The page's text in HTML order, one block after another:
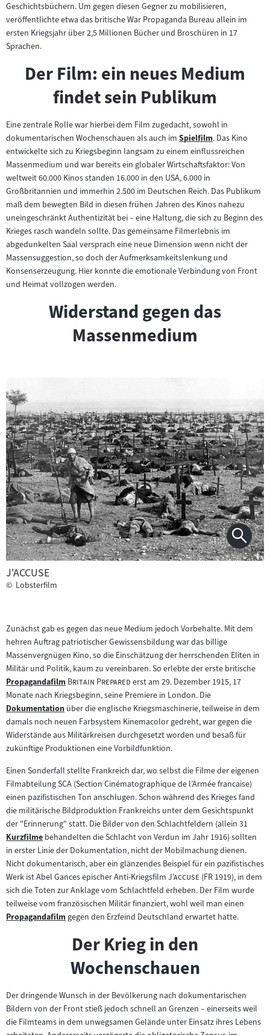
Geschichtsbüchern. Um gegen diesen Gegner zu mobilisieren,
veröffentlichte etwa das britische War Propaganda Bureau allein im
ersten Kriegsjahr über 2,5 Millionen Bücher und Broschüren in 17
Sprachen.
Der Film: ein neues Medium
findet sein Publikum
Eine zentrale Rolle war hierbei dem Film zugedacht, sowohl in
dokumentarischen Wochenschauen als auch im Zum
Inhalt:
Spielfilm. Das Kino
entwickelte sich zu Kriegsbeginn langsam zu einem einflussreichen
Massenmedium und war bereits ein globaler Wirtschaftsfaktor: Von
weltweit 60.000 Kinos standen 16.000 in den USA, 6.000 in
Großbritannien und immerhin 2.500 im Deutschen Reich. Das Publikum
maß dem bewegten Bild in diesen frühen Jahren des Kinos nahezu
uneingeschränkt Authentizität bei – eine Haltung, die sich zu Beginn des
Krieges rasch wandeln sollte. Das gemeinsame Filmerlebnis im
abgedunkelten Saal versprach eine neue Dimension wenn nicht der
Massensuggestion, so doch der Aufmerksamkeitslenkung und
Konsenserzeugung. Hier konnte die emotionale Verbindung von Front
und Heimat vollzogen werden.
Widerstand gegen das
Massenmedium
J'ACCUSE
© Lobsterfilm
Zunächst gab es gegen das neue Medium jedoch Vorbehalte. Mit dem
hehren Auftrag patriotischer Gewissensbildung war das billige
Massenvergnügen Kino, so die Einschätzung der herrschenden Eliten in
Militär und Politik, kaum zu vereinbaren. So erlebte der erste britische
Zum
Inhalt:
Propagandafilm "Britain Prepared "erst am 29. Dezember 1915, 17
Monate nach Kriegsbeginn, seine Premiere in London. Die
Zum
Inhalt:
Dokumentation über die englische Kriegsmaschinerie, teilweise in dem
damals noch neuen Farbsystem Kinemacolor gedreht, war gegen die
Widerstände aus Militärkreisen durchgesetzt worden und besaß für
zukünftige Produktionen eine Vorbildfunktion.
Einen Sonderfall stellte Frankreich dar, wo selbst die Filme der eigenen
Filmabteilung SCA (Section Cinématographique de l’Armée francaise)
einen pazifistischen Ton anschlugen. Schon während des Krieges fand
die militärische Bildproduktion Frankreichs unter dem Gesichtspunkt
der "Erinnerung" statt. Die Bilder von den Schlachtfeldern (allein 31
Zum
Inhalt:
Kurzfilme behandelten die Schlacht von Verdun im Jahr 1916) sollten
in erster Linie der Dokumentation, nicht der Mobilmachung dienen.
Nicht dokumentarisch, aber ein glänzendes Beispiel für ein pazifistisches
Werk ist Abel Gances epischer Anti-Kriegsfilm "
J’accuse "(FR 1919), in dem
sich die Toten zur Anklage vom Schlachtfeld erheben. Der Film wurde
teilweise vom französischen Militär finanziert, wohl weil man einen
Zum
Propagandafilm gegen den Erzfeind Deutschland erwartet hatte.
Der Krieg in den
Wochenschauen
Der dringende Wunsch in der Bevölkerung nach dokumentarischen
Bildern von der Front stieß jedoch schnell an Grenzen – einerseits weil
die Filmteams in dem unwegsamen Gelände unter Einsatz ihres Lebens